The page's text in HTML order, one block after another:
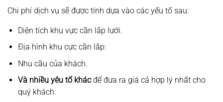
Chi phí dịch vụ sẽ được tính dựa vào các yếu tố sau:
Diện tích khu vực cần lắp lưới.
Địa hình khu cực cần lắp:
Nhu cầu của khách.
Và nhiều yêu tố khácđể đưa ra giá cả hợp lý nhất cho
quý khách.